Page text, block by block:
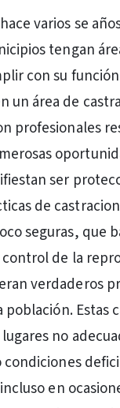
varios se
tengan
con su
un área de
profesionales
ser
de
seguras, que
de la
verdaderos
Estas
no
en